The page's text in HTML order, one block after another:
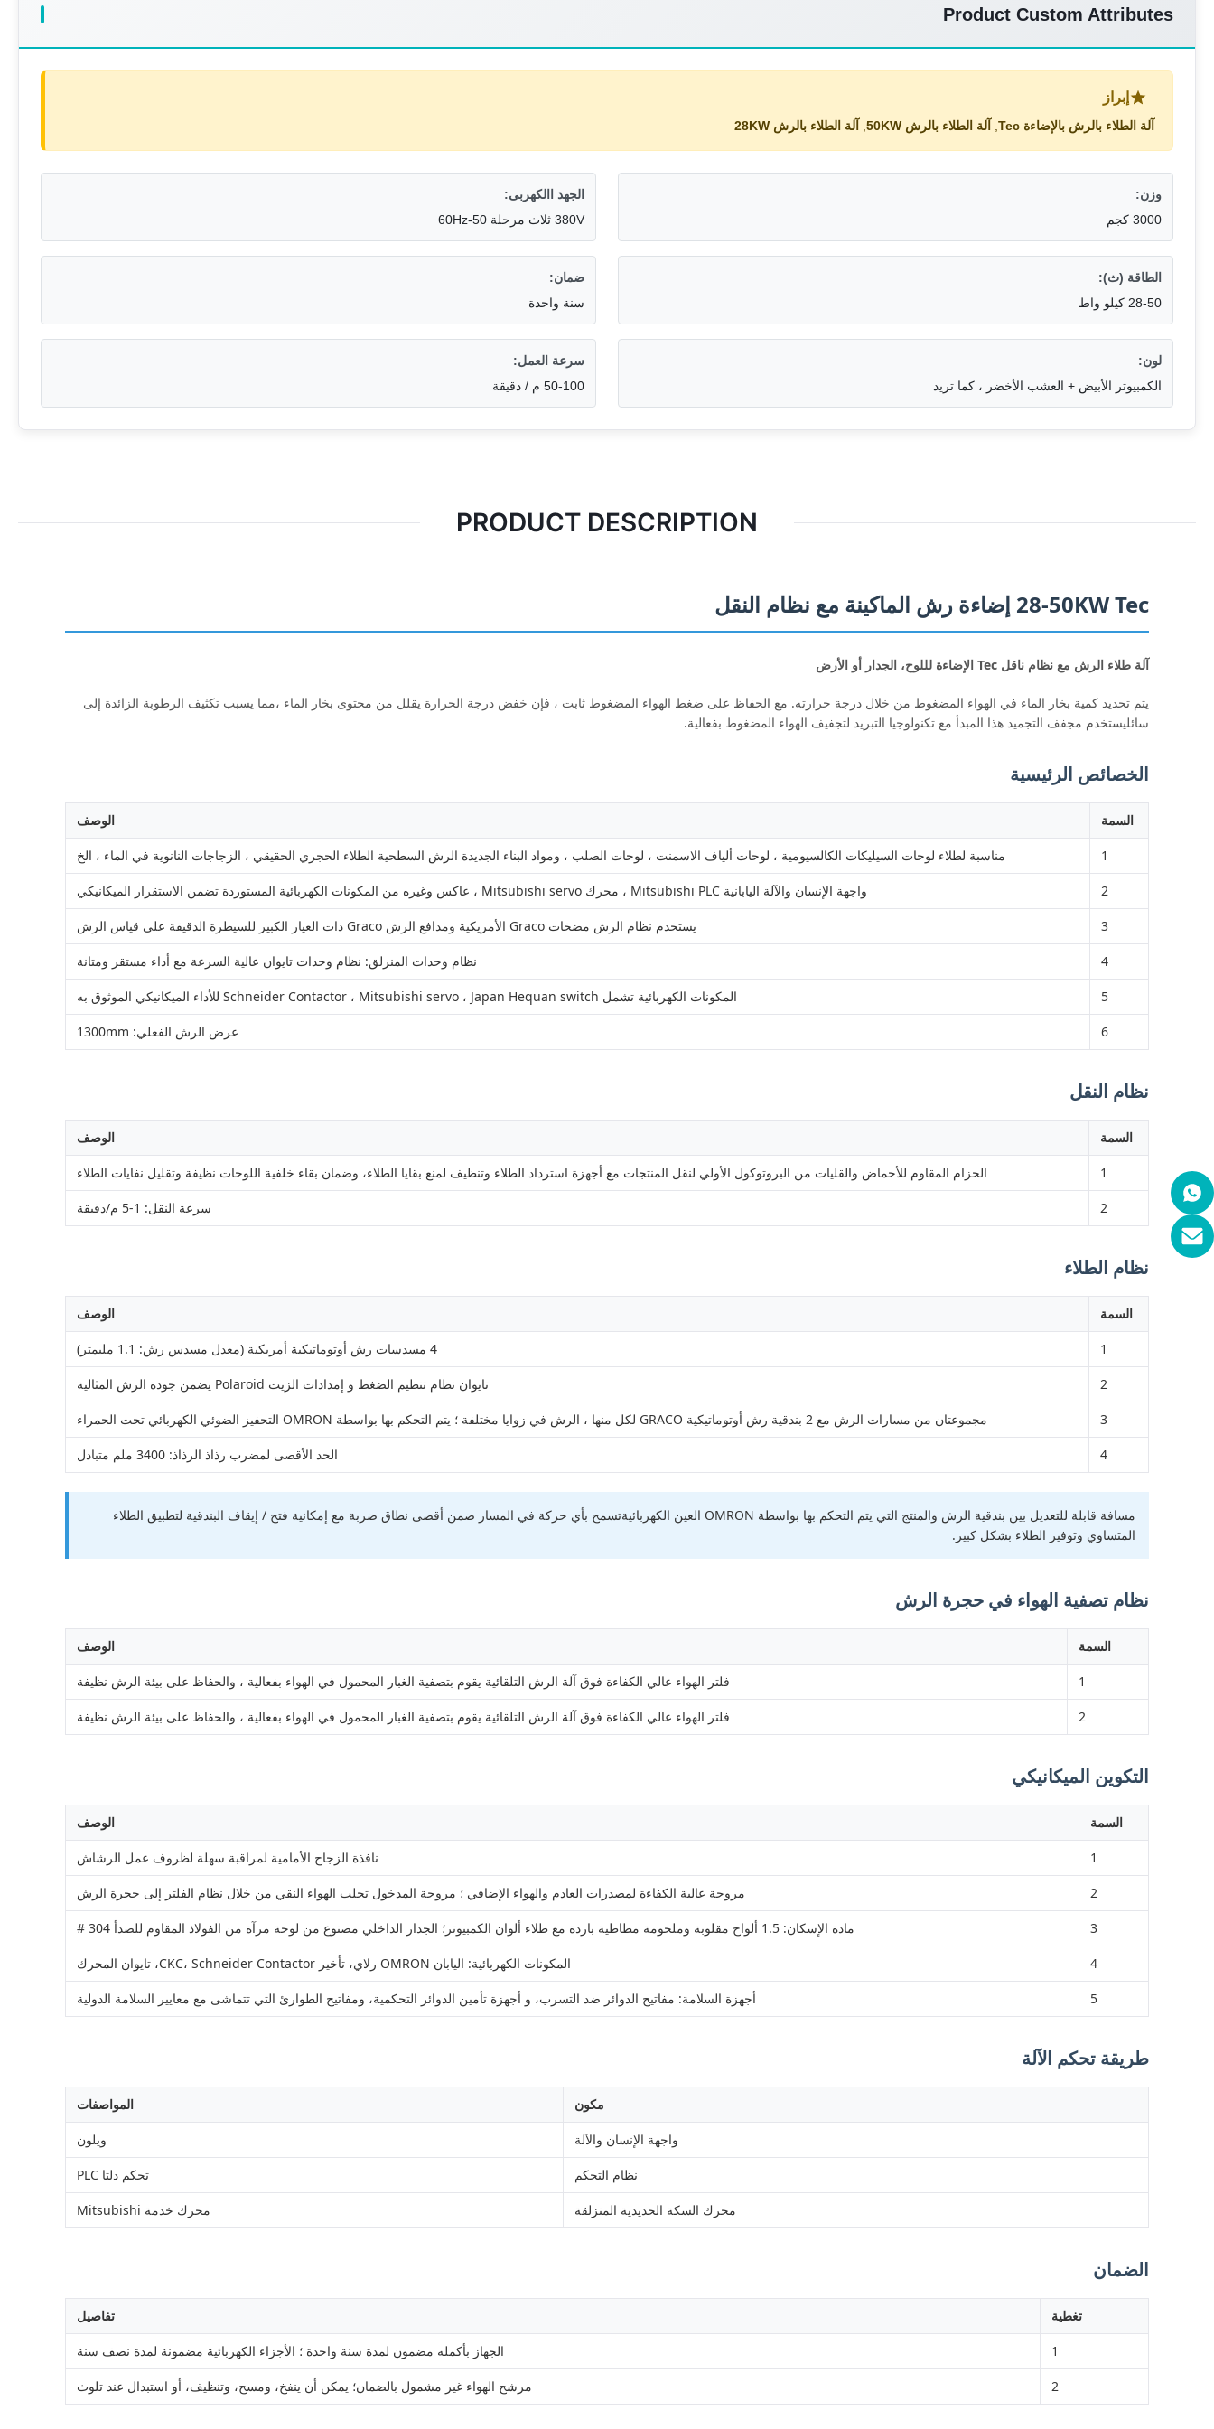
Product Custom Attributes
إبراز
آلة الطلاء بالرش بالإضاءة Tec آلة الطلاء بالرش 50KW آلة الطلاء بالرش 28KW
وزن:
3000 كجم
الجهد االكهربى:
380V ثلاث مرحلة 50-60Hz
الطاقة (ث):
28-50 كيلو واط
ضمان:
سنة واحدة
لون:
الكمبيوتر الأبيض + العشب الأخضر ، كما تريد
سرعة العمل:
50-100 م / دقيقة
PRODUCT DESCRIPTION
28-50KW Tec إضاءة رش الماكينة مع نظام النقل
آلة طلاء الرش مع نظام ناقل Tec الإضاءة لللوح، الجدار أو الأرض
يتم تحديد كمية بخار الماء في الهواء المضغوط من خلال درجة حرارته. مع الحفاظ على ضغط الهواء المضغوط ثابت ، فإن خفض درجة الحرارة يقلل من محتوى بخار الماء ،مما يسبب تكثيف الرطوبة الزائدة إلى
سائليستخدم مجفف التجميد هذا المبدأ مع تكنولوجيا التبريد لتجفيف الهواء المضغوط بفعالية.
الخصائص الرئيسية
السمة الوصف
1 مناسبة لطلاء لوحات السيليكات الكالسيومية ، لوحات ألياف الاسمنت ، لوحات الصلب ، ومواد البناء الجديدة الرش السطحية الطلاء الحجري الحقيقي ، الزجاجات النانوية في الماء ، الخ
2 واجهة الإنسان والآلة اليابانية Mitsubishi PLC ، محرك Mitsubishi servo ، عاكس وغيره من المكونات الكهربائية المستوردة تضمن الاستقرار الميكانيكي
3 يستخدم نظام الرش مضخات Graco الأمريكية ومدافع الرش Graco ذات العيار الكبير للسيطرة الدقيقة على قياس الرش
4 نظام وحدات المنزلق: نظام وحدات تايوان عالية السرعة مع أداء مستقر ومتانة
5 المكونات الكهربائية تشمل Schneider Contactor ، Mitsubishi servo ، Japan Hequan switch للأداء الميكانيكي الموثوق به
6 عرض الرش الفعلي: 1300mm
نظام النقل
السمة الوصف
1 الحزام المقاوم للأحماض والقليات من البروتوكول الأولي لنقل المنتجات مع أجهزة استرداد الطلاء وتنظيف لمنع بقايا الطلاء، وضمان بقاء خلفية اللوحات نظيفة وتقليل نفايات الطلاء
2 سرعة النقل: 1-5 م/دقيقة
نظام الطلاء
السمة الوصف
1 4 مسدسات رش أوتوماتيكية أمريكية (معدل مسدس رش: 1.1 مليمتر)
2 تايوان نظام تنظيم الضغط و إمدادات الزيت Polaroid يضمن جودة الرش المثالية
3 مجموعتان من مسارات الرش مع 2 بندقية رش أوتوماتيكية GRACO لكل منها ، الرش في زوايا مختلفة ؛ يتم التحكم بها بواسطة OMRON التحفيز الضوئي الكهربائي تحت الحمراء
4 الحد الأقصى لمضرب رذاذ الرذاذ: 3400 ملم متبادل
مسافة قابلة للتعديل بين بندقية الرش والمنتج التي يتم التحكم بها بواسطة OMRON العين الكهربائيةتسمح بأي حركة في المسار ضمن أقصى نطاق ضربة مع إمكانية فتح / إيقاف البندقية لتطبيق الطلاء
المتساوي وتوفير الطلاء بشكل كبير.
نظام تصفية الهواء في حجرة الرش
السمة الوصف
1 فلتر الهواء عالي الكفاءة فوق آلة الرش التلقائية يقوم بتصفية الغبار المحمول في الهواء بفعالية ، والحفاظ على بيئة الرش نظيفة
2 فلتر الهواء عالي الكفاءة فوق آلة الرش التلقائية يقوم بتصفية الغبار المحمول في الهواء بفعالية ، والحفاظ على بيئة الرش نظيفة
التكوين الميكانيكي
السمة الوصف
1 نافذة الزجاج الأمامية لمراقبة سهلة لظروف عمل الرشاش
2 مروحة عالية الكفاءة لمصدرات العادم والهواء الإضافي ؛ مروحة المدخول تجلب الهواء النقي من خلال نظام الفلتر إلى حجرة الرش
3 مادة الإسكان: 1.5 ألواح مقلوبة وملحومة مطاطية باردة مع طلاء ألوان الكمبيوتر؛ الجدار الداخلي مصنوع من لوحة مرآة من الفولاذ المقاوم للصدأ 304 #
4 المكونات الكهربائية: اليابان OMRON رلاي، تأخير CKC، Schneider Contactor، تايوان المحرك
5 أجهزة السلامة: مفاتيح الدوائر ضد التسرب، و أجهزة تأمين الدوائر التحكمية، ومفاتيح الطوارئ التي تتماشى مع معايير السلامة الدولية
طريقة تحكم الآلة
مكون المواصفات
واجهة الإنسان والآلة ويلون
نظام التحكم تحكم دلتا PLC
محرك السكة الحديدية المنزلقة محرك خدمة Mitsubishi
الضمان
تغطية تفاصيل
1 الجهاز بأكمله مضمون لمدة سنة واحدة ؛ الأجزاء الكهربائية مضمونة لمدة نصف سنة
2 مرشح الهواء غير مشمول بالضمان؛ يمكن أن ينفخ، ومسح، وتنظيف، أو استبدال عند تلوث